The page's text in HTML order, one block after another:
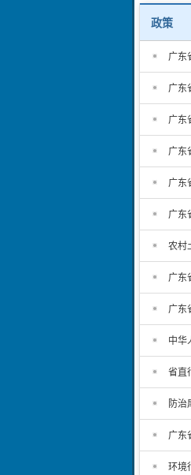
政策
广东
广东
广东
广东
广东
广东
农村
广东
广东
中华
省直
防治
广东
环境